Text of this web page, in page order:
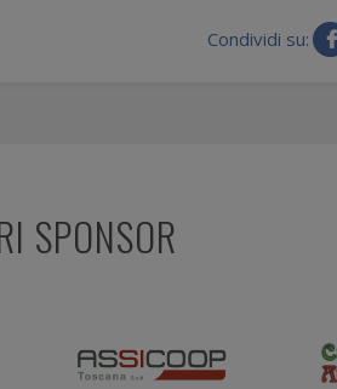
Condividi su:
SPONSOR